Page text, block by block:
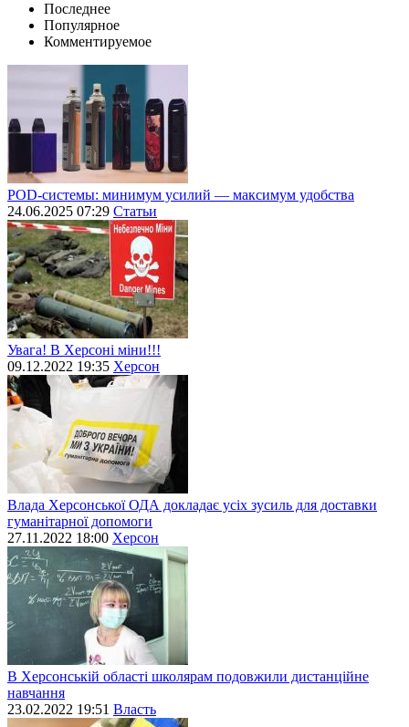
Последнее
Популярное
Комментируемое
POD-системы: минимум усилий — максимум удобства
24.06.2025 07:29 Статьи
Увага! В Херсоні міни!!!
09.12.2022 19:35 Херсон
Влада Херсонської ОДА докладає усіх зусиль для доставки
гуманітарної допомоги
27.11.2022 18:00 Херсон
В Херсонській області школярам подовжили дистанційне
навчання
23.02.2022 19:51 Власть